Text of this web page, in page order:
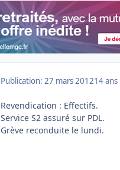
Publication: 27 mars 201214 ans
Revendication : Effectifs.
Service S2 assuré sur PDL.
Grève reconduite le lundi.